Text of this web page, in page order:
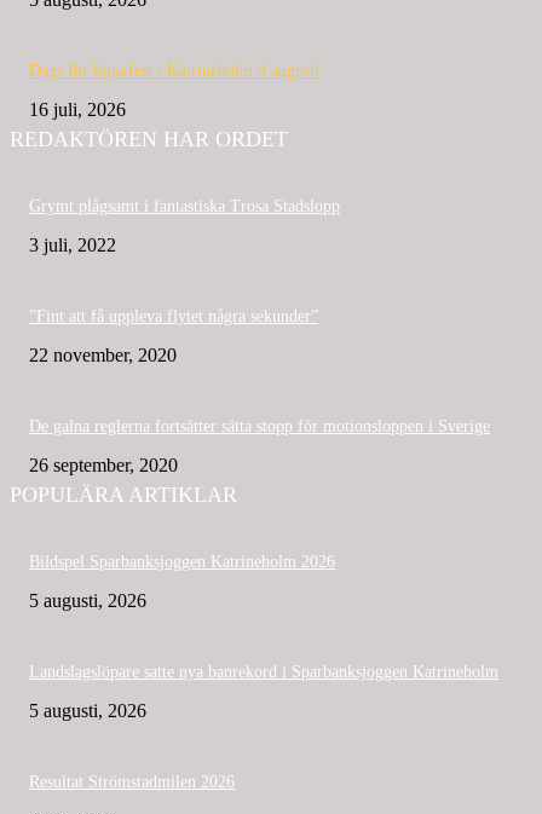
Dags för löparfest i Katrineholm 4 augusti
16 juli, 2026
REDAKTÖREN HAR ORDET
Grymt plågsamt i fantastiska Trosa Stadslopp
3 juli, 2022
”Fint att få uppleva flytet några sekunder”
22 november, 2020
De galna reglerna fortsätter sätta stopp för motionsloppen i Sverige
26 september, 2020
POPULÄRA ARTIKLAR
Bildspel Sparbanksjoggen Katrineholm 2026
5 augusti, 2026
Landslagslöpare satte nya banrekord i Sparbanksjoggen Katrineholm
5 augusti, 2026
Resultat Strömstadmilen 2026